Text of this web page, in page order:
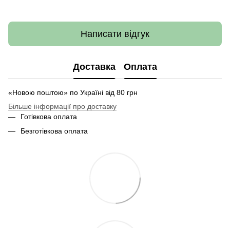
Написати відгук
Доставка Оплата
«Новою поштою» по Україні від 80 грн
Більше інформації про доставку
Готівкова оплата
Безготівкова оплата